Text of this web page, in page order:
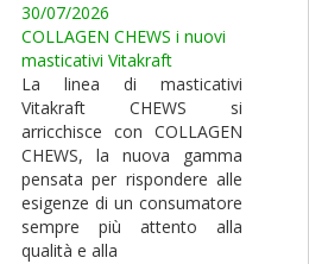
30/07/2026
COLLAGEN CHEWS i nuovi
masticativi Vitakraft
La linea di masticativi
Vitakraft CHEWS si
arricchisce con COLLAGEN
CHEWS, la nuova gamma
pensata per rispondere alle
esigenze di un consumatore
sempre più attento alla
qualità e alla